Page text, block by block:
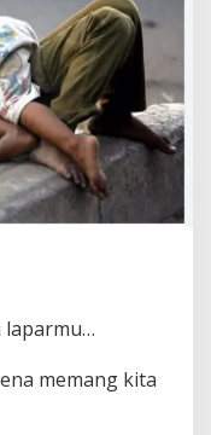
laparmu…
memang kita